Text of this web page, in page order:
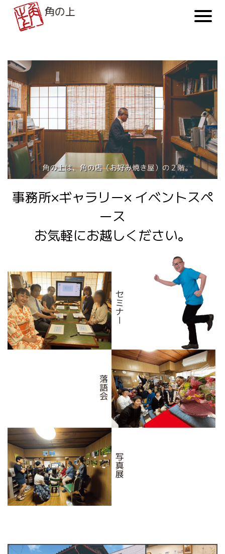
事務所×ギャラリー× イベントスペ
ース
お気軽にお越しください。